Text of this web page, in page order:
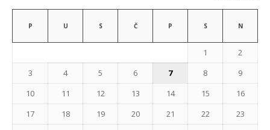
P U S Č P S N
1
2
3
4 5 6 7 8
9
10
11 12 13 14 15
16
17
18 19 20 21 22
23